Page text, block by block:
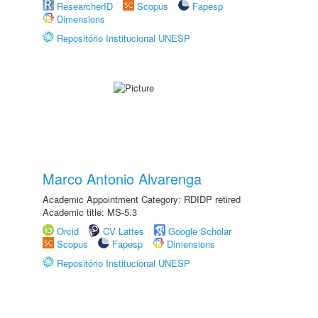
ResearcherID Scopus
Fapesp
Dimensions
Repositório Institucional UNESP
Marco Antonio Alvarenga
Academic Appointment Category: RDIDP retired
Academic title: MS-5.3
Orcid
CV Lattes
Google Scholar
Scopus
Fapesp
Dimensions
Repositório Institucional UNESP